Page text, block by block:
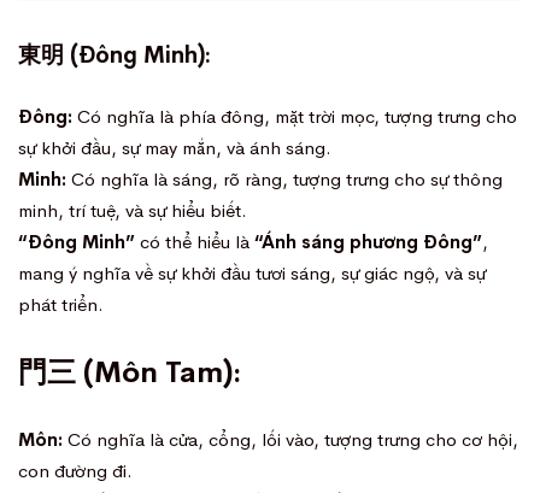
東明 (Đông Minh):
Đông: Có nghĩa là phía đông, mặt trời mọc, tượng trưng cho
sự khởi đầu, sự may mắn, và ánh sáng.
Minh: Có nghĩa là sáng, rõ ràng, tượng trưng cho sự thông
minh, trí tuệ, và sự hiểu biết.
“Đông Minh” có thể hiểu là “Ánh sáng phương Đông”,
mang ý nghĩa về sự khởi đầu tươi sáng, sự giác ngộ, và sự
phát triển.
門三 (Môn Tam):
Môn: Có nghĩa là cửa, cổng, lối vào, tượng trưng cho cơ hội,
con đường đi.